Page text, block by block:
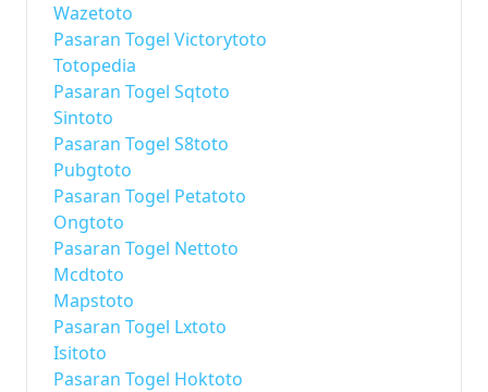
Wazetoto
Pasaran Togel Victorytoto
Totopedia
Pasaran Togel Sqtoto
Sintoto
Pasaran Togel S8toto
Pubgtoto
Pasaran Togel Petatoto
Ongtoto
Pasaran Togel Nettoto
Mcdtoto
Mapstoto
Pasaran Togel Lxtoto
Isitoto
Pasaran Togel Hoktoto